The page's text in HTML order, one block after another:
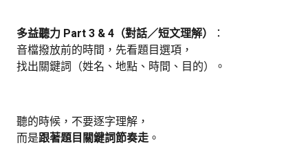
多益聽力 Part 3 & 4（對話／短文理解）
：
音檔撥放前的時間，先看題目選項，
找出關鍵詞（姓名、地點、時間、目的）。
聽的時候，不要逐字理解，
而是跟著題目關鍵詞節奏走 。